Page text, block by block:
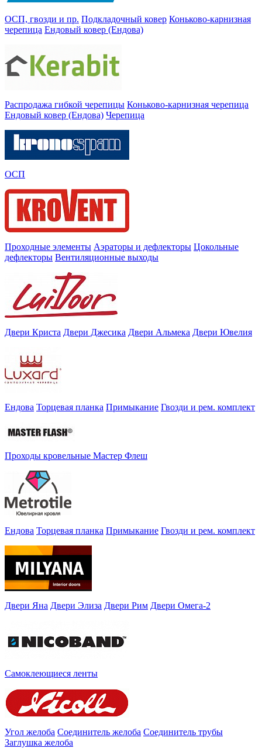
ОСП, гвозди и пр. Подкладочный ковер Коньково-карнизная
черепица Ендовый ковер (Ендова)
Распродажа гибкой черепицы Коньково-карнизная черепица
Ендовый ковер (Ендова) Черепица
ОСП
Проходные элементы Аэраторы и дефлекторы Цокольные
дефлекторы Вентиляционные выходы
Двери Криста Двери Джесика Двери Альмека Двери Ювелия
Ендова Торцевая планка Примыкание Гвозди и рем. комплект
Проходы кровельные Мастер Флеш
Ендова Торцевая планка Примыкание Гвозди и рем. комплект
Двери Яна Двери Элиза Двери Рим Двери Омега-2
Самоклеющиеся ленты
Угол желоба Соединитель желоба Соединитель трубы
Заглушка желоба